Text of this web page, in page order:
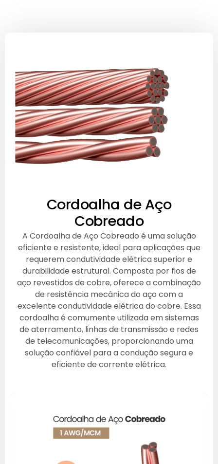
Cordoalha de Aço
Cobreado
A Cordoalha de Aço Cobreado é uma solução
eficiente e resistente, ideal para aplicações que
requerem condutividade elétrica superior e
durabilidade estrutural. Composta por fios de
aço revestidos de cobre, oferece a combinação
de resistência mecânica do aço com a
excelente condutividade elétrica do cobre. Essa
cordoalha é comumente utilizada em sistemas
de aterramento, linhas de transmissão e redes
de telecomunicações, proporcionando uma
solução confiável para a condução segura e
eficiente de corrente elétrica.